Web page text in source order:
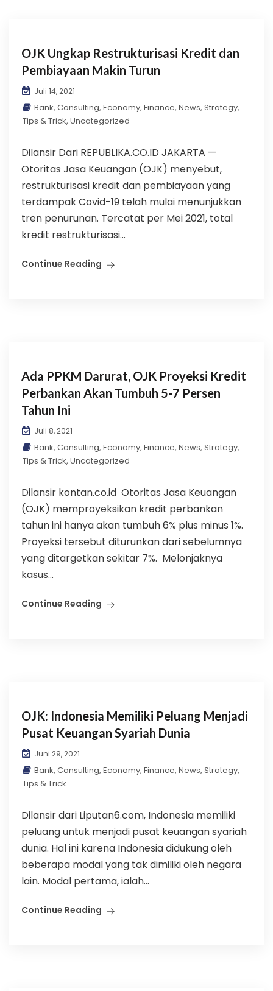
OJK Ungkap Restrukturisasi Kredit dan
Pembiayaan Makin Turun
Juli 14, 2021
Bank, Consulting, Economy, Finance, News, Strategy,
Tips & Trick, Uncategorized
Dilansir Dari REPUBLIKA.CO.ID JAKARTA —
Otoritas Jasa Keuangan (OJK) menyebut,
restrukturisasi kredit dan pembiayaan yang
terdampak Covid-19 telah mulai menunjukkan
tren penurunan. Tercatat per Mei 2021, total
kredit restrukturisasi...
Continue Reading
Ada PPKM Darurat, OJK Proyeksi Kredit
Perbankan Akan Tumbuh 5-7 Persen
Tahun Ini
Juli 8, 2021
Bank, Consulting, Economy, Finance, News, Strategy,
Tips & Trick, Uncategorized
Dilansir kontan.co.id Otoritas Jasa Keuangan
(OJK) memproyeksikan kredit perbankan
tahun ini hanya akan tumbuh 6% plus minus 1%.
Proyeksi tersebut diturunkan dari sebelumnya
yang ditargetkan sekitar 7%. Melonjaknya
kasus...
Continue Reading
OJK: Indonesia Memiliki Peluang Menjadi
Pusat Keuangan Syariah Dunia
Juni 29, 2021
Bank, Consulting, Economy, Finance, News, Strategy,
Tips & Trick
Dilansir dari Liputan6.com, Indonesia memiliki
peluang untuk menjadi pusat keuangan syariah
dunia. Hal ini karena Indonesia didukung oleh
beberapa modal yang tak dimiliki oleh negara
lain. Modal pertama, ialah...
Continue Reading